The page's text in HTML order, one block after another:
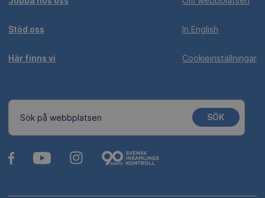
Stöd oss
Här finns vi
In English
Cookieinställningar
Sök på webbplatsen SÖK